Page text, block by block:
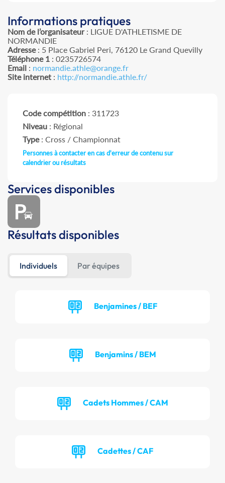
Informations pratiques
Nom de l’organisateur: LIGUE D'ATHLETISME DE
NORMANDIE
Adresse: 5 Place Gabriel Peri, 76120 Le Grand Quevilly
Téléphone 1 : 0235726574
Email : normandie.athle@orange.fr
Site internet : http://normandie.athle.fr/
Code compétition : 311723
Niveau : Régional
Type: Cross / Championnat
Personnes à contacter en cas d'erreur de contenu sur
calendrier ou résultats
Services disponibles
Résultats disponibles
Individuels Par équipes
Benjamines / BEF
Benjamins / BEM
Cadets Hommes / CAM
Cadettes / CAF